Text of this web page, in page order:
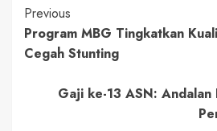
Continue
Reading
Previous
Program MBG Tingkatkan
Cegah Stunting
Gaji ke-13 ASN: